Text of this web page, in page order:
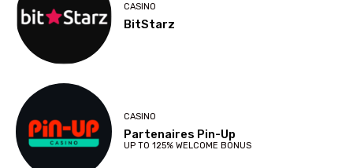
CASINO
BitStarz
CASINO
Partenaires Pin-Up
UP TO 125% WELCOME BONUS